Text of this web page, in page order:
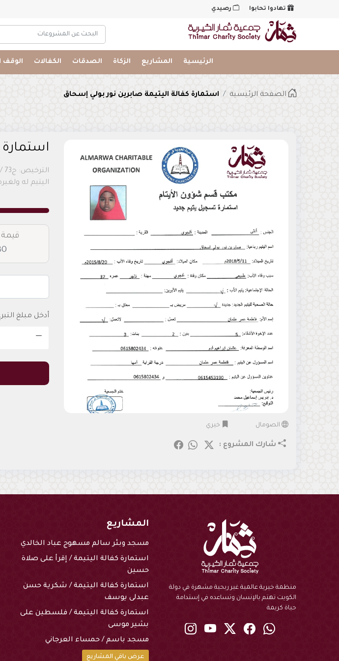
تهادوا تحابوا رصيدي
شعار
البحث عن المشروعات
الرئيسية المشاريع الزكاة الصدقات الكفالات الوقف
الصفحة الرئيسية استمارة كفالة اليتيمة صابرين نور بولي إسحاق
الصومال خيري
شارك المشروع :
استمارة
اليتيم له
أدخل مبلغ
منظمة خيرية عالمية غير ربحية مشهرة في دولة
الكويت تهتم بالإنسان وتساعده في إستدامة
حياة كريمة
Whatsapp
Facebook
twitter
youtube
instagram
المشاريع
مسجد وبئر سالم مسهوج عباد الخالدي
استمارة كفالة اليتيمة / إقرأ على صلاة
حسين
استمارة كفالة اليتيمة / شكرية حسن
عبدلى يوسف
استمارة كفالة اليتيمة / فلسطين على
بشير موسى
مسجد باسم / حمساء العرجاني
عرض باقي المشاريع